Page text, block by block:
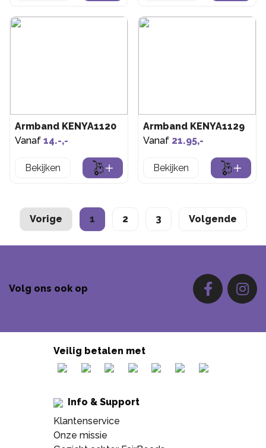
Armband KENYA1120
Vanaf 14.-,-
Bekijken
Armband KENYA1129
Vanaf 21.95,-
Bekijken
Vorige 1 2 3 Volgende
Volg ons ook op
Veilig betalen met
Info & Support
Klantenservice
Onze missie